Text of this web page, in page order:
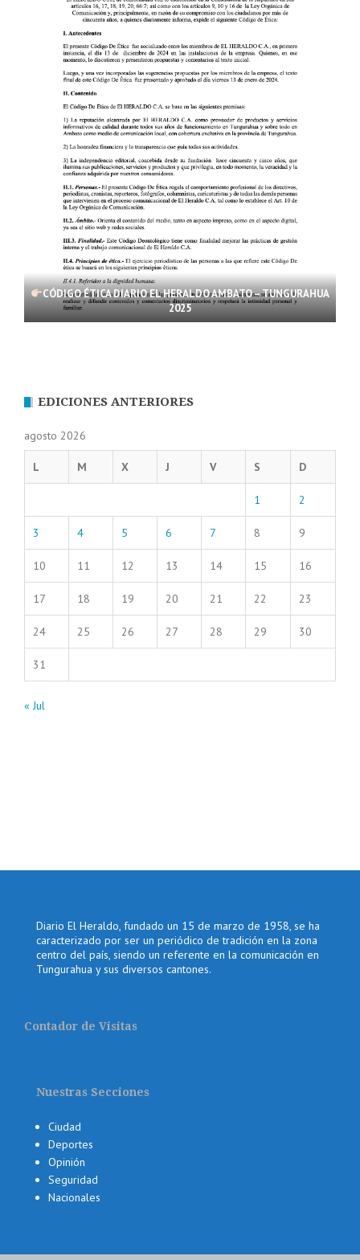
CÓDIGO ÉTICA DIARIO EL HERALDO AMBATO – TUNGURAHUA
2025
EDICIONES ANTERIORES
agosto 2026
L M X J V S D
1 2
3 4 5 6 7 8 9
10 11 12 13 14 15 16
17 18 19 20 21 22 23
24 25 26 27 28 29 30
31
« Jul
Diario El Heraldo, fundado un 15 de marzo de 1958, se ha
caracterizado por ser un periódico de tradición en la zona
centro del país, siendo un referente en la comunicación en
Tungurahua y sus diversos cantones.
Contador de Visitas
Nuestras Secciones
Ciudad
Deportes
Opinión
Seguridad
Nacionales